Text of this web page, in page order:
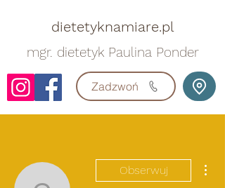
dietetyknamiare.pl
mgr. dietetyk Paulina Ponder
Zadzwoń
Obserwuj